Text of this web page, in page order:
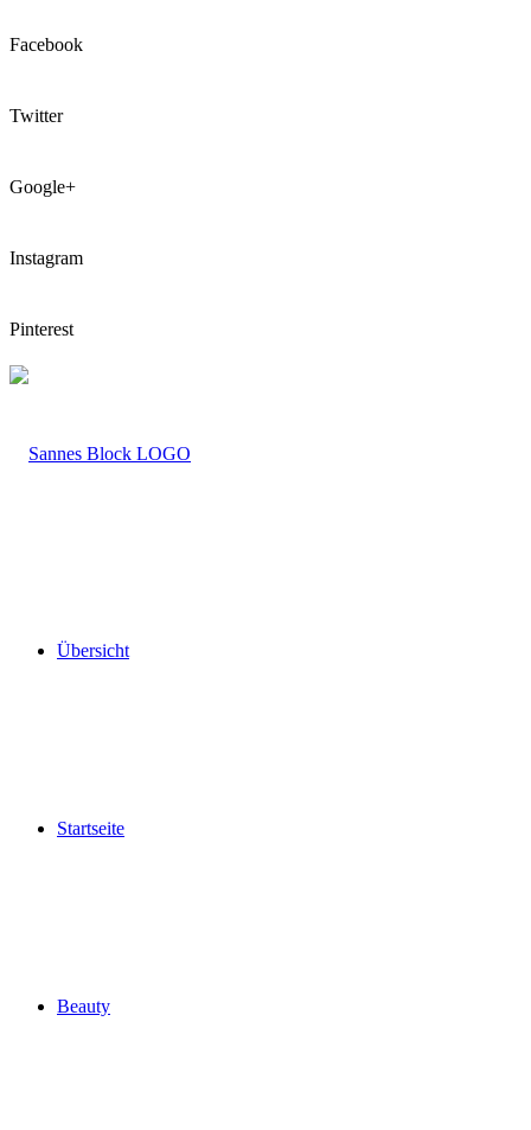
Facebook
Twitter
Google+
Instagram
Pinterest
LOGO
Übersicht
Startseite
Beauty